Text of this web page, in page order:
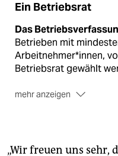
Ein Betriebsrat
Das
Betrieben mit
Arbeitnehmer*innen,
Betriebsrat gewählt
mehr anzeigen
Ein Betriebsratwird
„Wir freuen uns sehr,